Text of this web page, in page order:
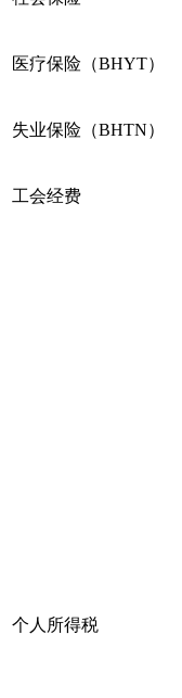
医疗保险（BHYT）
失业保险（BHTN）
工会经费
个人所得税